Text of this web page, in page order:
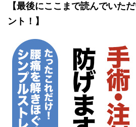
【最後にここまで読んでいた
ント！】